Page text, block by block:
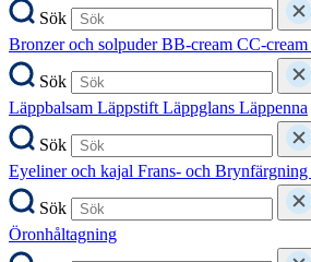
Sök
Bronzer och solpuderBB-cream CC-cream
Sök
Läppbalsam Läppstift Läppglans Läppenna
Sök
Eyeliner och kajal Frans- och Brynfärgning
Sök
Öronhåltagning